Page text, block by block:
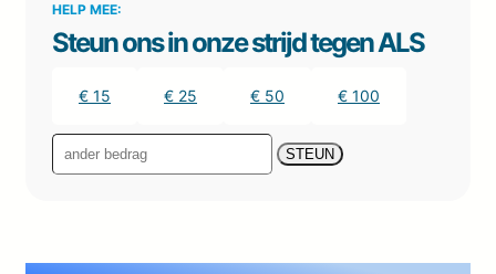
HELP MEE:
Steun ons in onze strijd tegen ALS
€ 15 € 25 € 50 € 100